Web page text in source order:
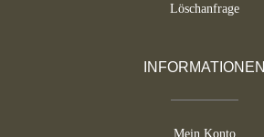
Löschanfrage
INFORMATIONEN
Mein Konto